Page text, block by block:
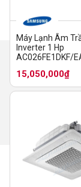
Máy Lạnh Âm
Inverter 1 Hp
AC026FE1DKF/
15,050,000₫